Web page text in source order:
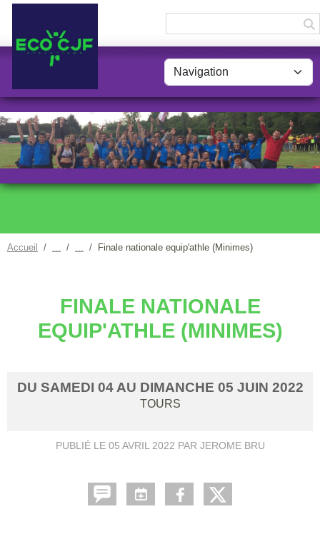
Accueil Finale nationale equip'athle (Minimes)
FINALE NATIONALE
EQUIP'ATHLE (MINIMES)
DU SAMEDI 04AU DIMANCHE 05 JUIN 2022
TOURS
PUBLIÉ LE 05 AVRIL 2022 PAR JEROME BRU